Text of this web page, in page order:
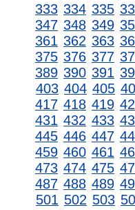
333 334 335
347 348 349
361 362 363
375 376 377
389 390 391
403 404 405
417 418 419
431 432 433
445 446 447
459 460 461
473 474 475
487 488 489
501 502 503